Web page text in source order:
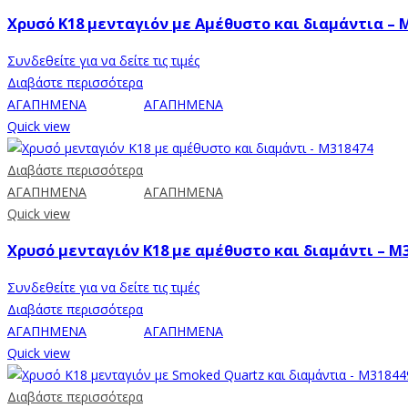
Χρυσό Κ18 μενταγιόν με Αμέθυστο και διαμάντια –
Συνδεθείτε για να δείτε τις τιμές
Διαβάστε περισσότερα
ΑΓΑΠΗΜΕΝΑ
ΑΓΑΠΗΜΕΝΑ
Quick view
Διαβάστε περισσότερα
ΑΓΑΠΗΜΕΝΑ
ΑΓΑΠΗΜΕΝΑ
Quick view
Χρυσό μενταγιόν K18 με αμέθυστο και διαμάντι –
Συνδεθείτε για να δείτε τις τιμές
Διαβάστε περισσότερα
ΑΓΑΠΗΜΕΝΑ
ΑΓΑΠΗΜΕΝΑ
Quick view
Διαβάστε περισσότερα